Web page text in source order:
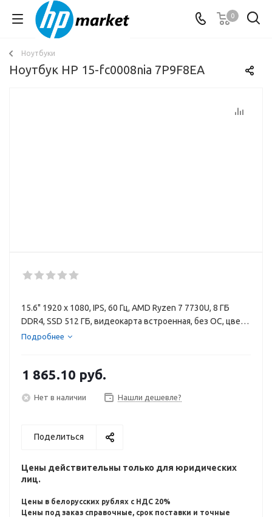
0
Ноутбуки
Ноутбук HP 15-fc0008nia 7P9F8EA
15.6" 1920 x 1080, IPS, 60 Гц, AMD Ryzen 7 7730U, 8 ГБ
DDR4, SSD 512 ГБ, видеокарта встроенная, без ОС, цвет
крышки темно-серый, аккумулятор 41 Вт·ч
Подробнее
1 865.10 руб.
Нет в наличии Нашли дешевле?
Поделиться
Цены действительны только для юридических
лиц.
Цены в белорусских рублях с НДС 20%
Цены под заказ справочные, срок поставки и точные